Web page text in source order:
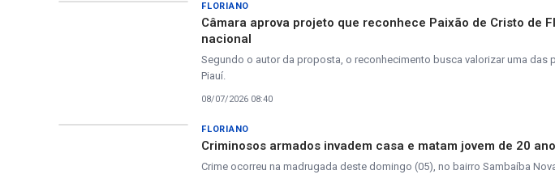
FLORIANO
Câmara aprova projeto que reconhece Paixão de Cristo de
nacional
Segundo o autor da proposta, o reconhecimento busca valorizar uma
Piauí.
08/07/2026 08:40
FLORIANO
Criminosos armados invadem casa e matam jovem de 20
Crime ocorreu na madrugada deste domingo (05), no bairro Sambaíba